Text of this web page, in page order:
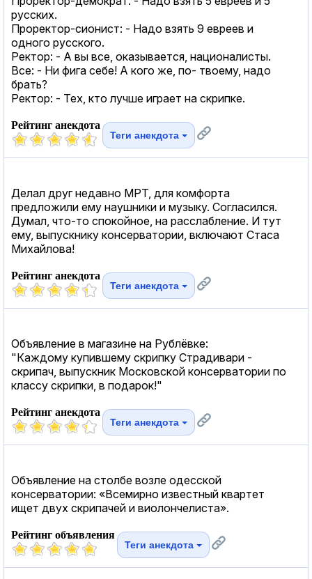
русских.
Проректор-сионист: - Надо взять 9 евреев и
одного русского.
Ректор: - А вы все, оказывается, националисты.
Все: - Ни фига себе! А кого же, по- твоему, надо
брать?
Ректор: - Тех, кто лучше играет на скрипке.
Рейтинг анекдота
Теги анекдота
Делал друг недавно МРТ, для комфорта
предложили ему наушники и музыку. Согласился.
Думал, что-то спокойное, на расслабление. И тут
ему, выпускнику консерватории, включают Стаса
Михайлова!
Рейтинг анекдота
Теги анекдота
Объявление в магазине на Рублёвке:
"Каждому купившему скрипку Страдивари -
скрипач, выпускник Московской консерватории по
классу скрипки, в подарок!"
Рейтинг анекдота
Теги анекдота
Объявление на столбе возле одесской
консерватории: «Всемирно известный квартет
ищет двух скрипачей и виолончелиста».
Рейтинг объявления
Теги анекдота